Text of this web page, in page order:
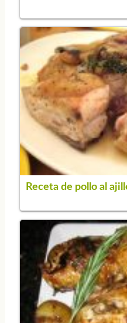
Receta de pollo al